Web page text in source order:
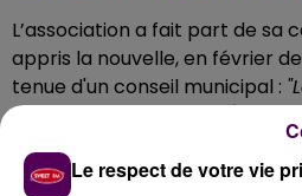
L’association a fait part de sa
appris la nouvelle, en février
tenue d'un conseil municipal :
l'Association pour une
Jousse, s'est exprimée pour
déception et
Le respect de votre vie